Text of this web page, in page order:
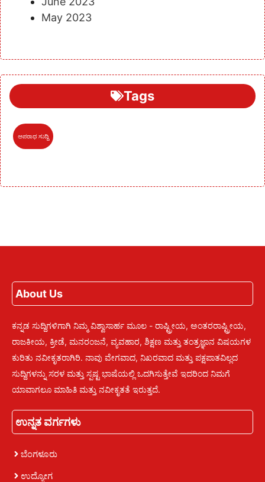
May 2023
Tags
ಅಪರಾಧ ಸುದ್ದಿ
About Us
ಕನ್ನಡ ಸುದ್ದಿಗಳಿಗಾಗಿ ನಿಮ್ಮ ವಿಶ್ವಾಸಾರ್ಹ ಮೂಲ - ರಾಷ್ಟ್ರೀಯ, ಅಂತರರಾಷ್ಟ್ರೀಯ,
ರಾಜಕೀಯ, ಕ್ರೀಡೆ, ಮನರಂಜನೆ, ವ್ಯವಹಾರ, ಶಿಕ್ಷಣ ಮತ್ತು ತಂತ್ರಜ್ಞಾನ ವಿಷಯಗಳ
ಕುರಿತು ನವೀಕೃತರಾಗಿರಿ. ನಾವು ವೇಗವಾದ, ನಿಖರವಾದ ಮತ್ತು ಪಕ್ಷಪಾತವಿಲ್ಲದ
ಸುದ್ದಿಗಳನ್ನು ಸರಳ ಮತ್ತು ಸ್ಪಷ್ಟ ಭಾಷೆಯಲ್ಲಿ ಒದಗಿಸುತ್ತೇವೆ ಇದರಿಂದ ನಿಮಗೆ
ಯಾವಾಗಲೂ ಮಾಹಿತಿ ಮತ್ತು ನವೀಕೃತತೆ ಇರುತ್ತದೆ.
ಉನ್ನತ ವರ್ಗಗಳು
ಬೆಂಗಳೂರು
ಉದ್ಯೋಗ